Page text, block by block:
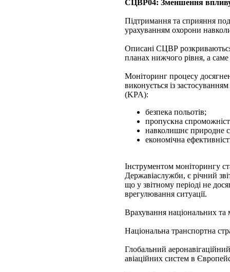
СЦВР04: Зменшення
Підтримання та сприяння
урахуванням охорони
Описані СЦВР розкриваються
планах нижчого рівня, а саме
Моніторинг процесу
виконується із
(KPA):
безпека польотів;
пропускна
навколишнє природне
економічна
Інструментом моніторингу
Державіаслужби, є річний
що у звітному періоді не
врегулювання ситуації.
Врахування національних та
Національна транспортна
Глобальний
авіаційних систем в